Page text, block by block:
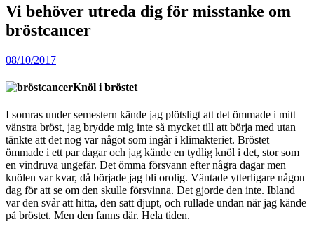
Vi behöver utreda dig för misstanke om
bröstcancer
08/10/2017
Knöl i bröstet
I somras under semestern kände jag plötsligt att det ömmade i mitt
vänstra bröst, jag brydde mig inte så mycket till att börja med utan
tänkte att det nog var något som ingår i klimakteriet. Bröstet
ömmade i ett par dagar och jag kände en tydlig knöl i det, stor som
en vindruva ungefär. Det ömma försvann efter några dagar men
knölen var kvar, då började jag bli orolig. Väntade ytterligare någon
dag för att se om den skulle försvinna. Det gjorde den inte. Ibland
var den svår att hitta, den satt djupt, och rullade undan när jag kände
på bröstet. Men den fanns där. Hela tiden.